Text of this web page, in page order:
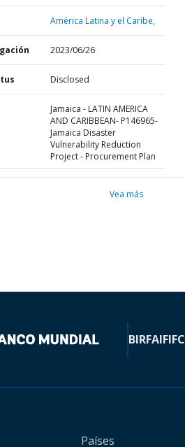
América Latina y el Caribe,
2023/06/26
Disclosed
Jamaica - LATIN AMERICA
AND CARIBBEAN- P146965-
Jamaica Disaster
Vulnerability Reduction
Project - Procurement Plan
Vea más
BIRFAIFIFC
Países